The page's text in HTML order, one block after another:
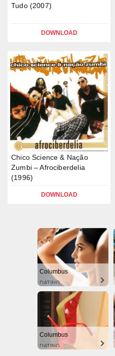
Tudo (2007)
DOWNLOAD
Chico Science & Nação
Zumbi – Afrociberdelia
(1996)
DOWNLOAD
Columbus
DATING
Columbus
DATING